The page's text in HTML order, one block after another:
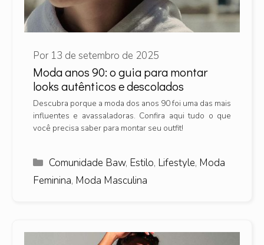
Moda anos 90: o guia para montar
looks autênticos e descolados
Por 13 de setembro de 2025
Descubra porque a moda dos anos 90 foi uma das mais
influentes e avassaladoras. Confira aqui tudo o que
você precisa saber para montar seu outfit!
Categorias
Comunidade Baw, Estilo, Lifestyle, Moda
Feminina, Moda Masculina